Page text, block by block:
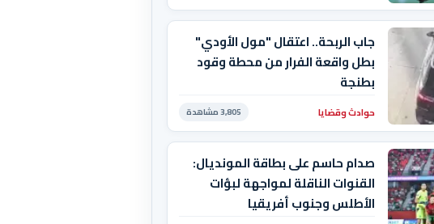
جاب الربحة.. اعتقال "مول الأودي"
بطل واقعة الفرار من محطة وقود
بطنجة
حوادث وقضايا 3,805 مشاهدة
صدام حاسم على بطاقة المونديال:
القنوات الناقلة لمواجهة لبؤات
الأطلس وجنوب أفريقيا